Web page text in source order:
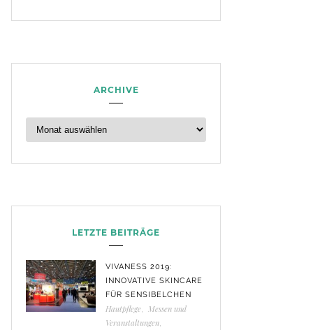
ARCHIVE
LETZTE BEITRÄGE
VIVANESS 2019:
INNOVATIVE SKINCARE
FÜR SENSIBELCHEN
Hautpflege
Messen und
Veranstaltungen